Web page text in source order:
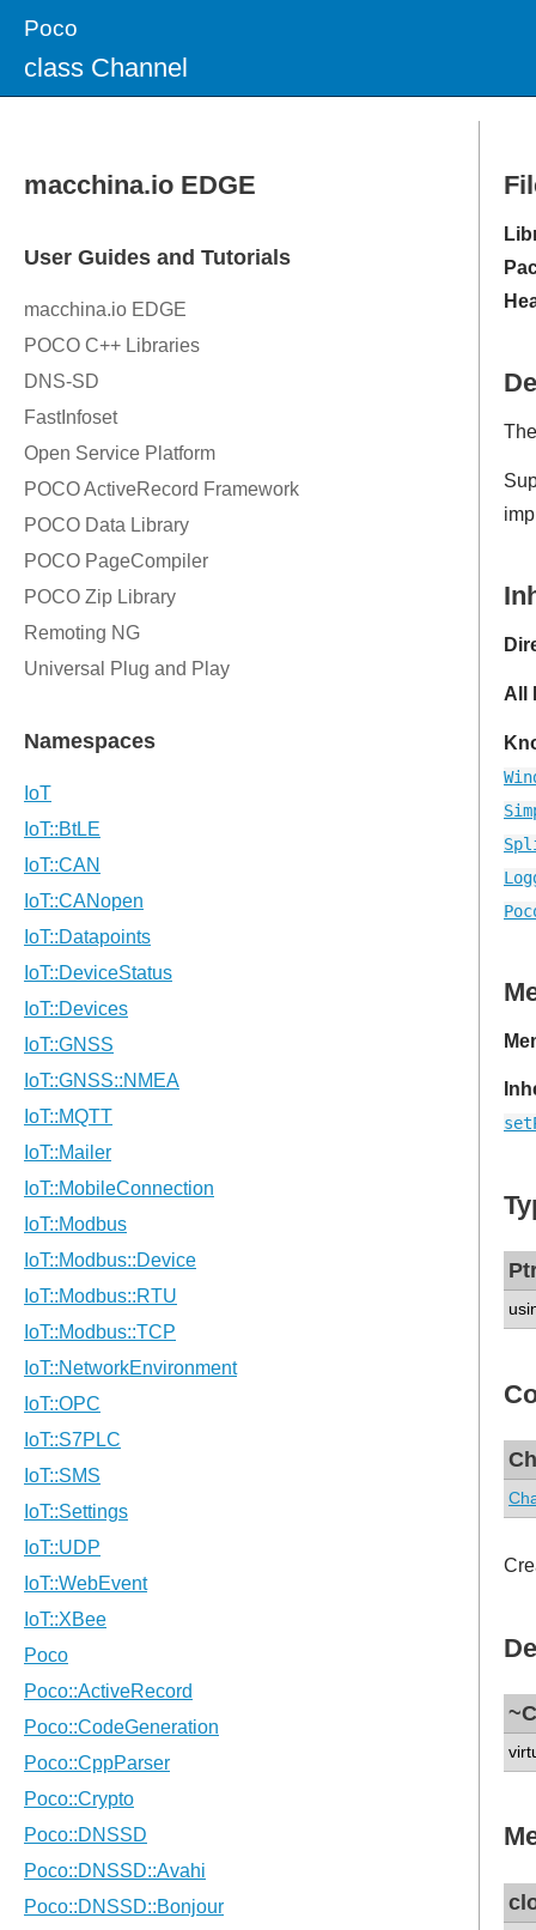
Poco
class Channel
All